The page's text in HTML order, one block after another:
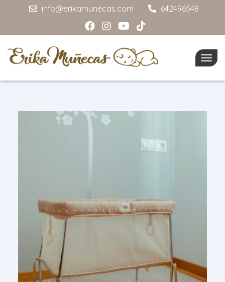
info@erikamunecas.com 642496548